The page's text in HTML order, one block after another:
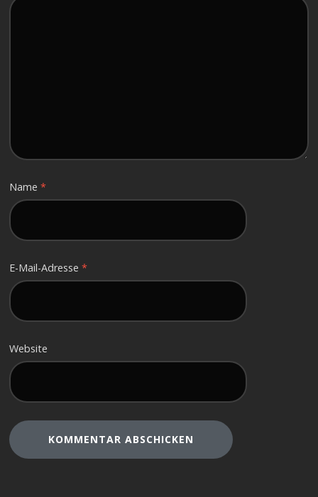
Name*
E-Mail-Adresse*
Website